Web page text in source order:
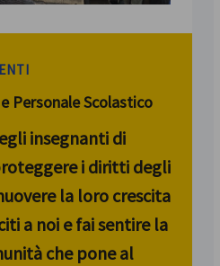
Personale Scolastico
insegnanti di
i diritti degli
la loro crescita
a noi e fai sentire la
che pone al